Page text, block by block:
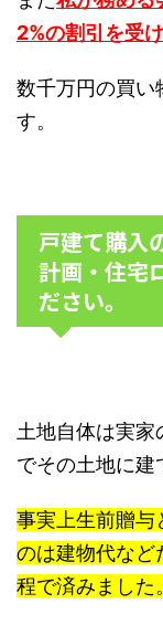
2%の割引を受
数千万円の買い
す。
戸建て購入
計画・住宅
ださい。
土地自体は実
でその土地に建
事実上生前贈与
のは建物代など
程で済みました。